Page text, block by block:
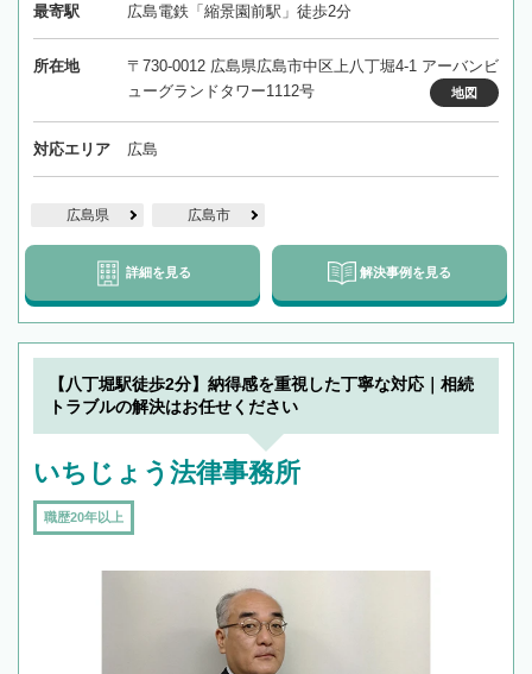
最寄駅 広島電鉄「縮景園前駅」徒歩2分
所在地
〒730-0012 広島県広島市中区上八丁堀4-1 アーバンビ
ューグランドタワー1112号
地図
対応エリア 広島
広島県 広島市
詳細を見る 解決事例を見る
【八丁堀駅徒歩2分】納得感を重視した丁寧な対応｜相続
トラブルの解決はお任せください
いちじょう法律事務所
職歴20年以上